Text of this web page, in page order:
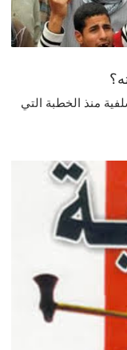
منذ الخطبة التي